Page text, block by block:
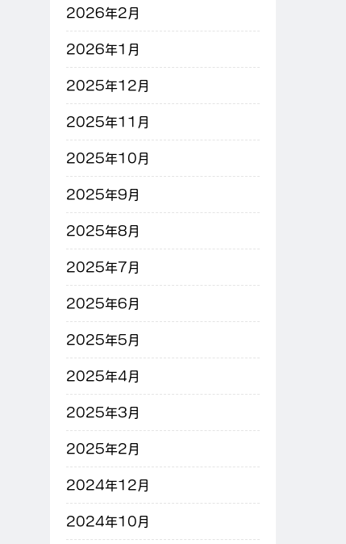
2026年2月
2026年1月
2025年12月
2025年11月
2025年10月
2025年9月
2025年8月
2025年7月
2025年6月
2025年5月
2025年4月
2025年3月
2025年2月
2024年12月
2024年10月